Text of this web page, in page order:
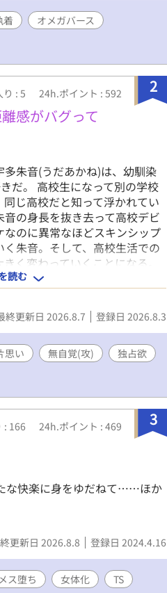
エリートの瑛士さんの、超高級
。もし番になりたい人が居た
言うけど、一番勉強がしたい
断る。 表に夫夫アピールはす
ない、はずだったのに、なぜ
ねてくる。そんな豪華でもな
べるようになる。勉強してる
「何でここに？」「居心地よ
間だけは一応Ωなんで、と言
意味の分からない瑛士さん。
さすがにヒートは無理。出て
辛そうにさせてたくない、
ら関係が変わる。瑛士さん、
ますぎて。そんな時、色んな
上がってくる。Ωの対応や治
になる。夢に少しずつ近づく
しずつ証拠をそろえていくと、
て――。瑛士さんは、契約結婚
とをなくしたかったはずなの
。仕事も忙しいのに、時間を
か初の感覚。でもオレ、勉強
可愛がられて翻弄されまくる
着
オメガバース
2
り : 5 24h.ポイント : 592
感がバグって
朱音(うだあかね)は、幼馴染
だ。 高校生になって別の学校
じ高校だと知って浮かれてい
の身長を抜き去って高校デビ
のに異常なほどスキンシップ
朱音。そして、高校生活での
く変わっていくことになる。
異常なほどスキンシップの激
ないと秘密を抱えながら日々
ラブストーリー。 王道の幼馴
上に距離感バグってる！？
りますので宜しくお願いしま
→7:40/19:40 時間帯(目安)：
変更する場合もあるため、あ
約更新中 投稿日：8月3日 完結
【無断転載使用AI学
読む
終更新日 2026.8.7 登録日 2026.8.3
思い 無自覚(攻)
独占欲
3
: 166 24h.ポイント : 469
な快楽に身をゆだねて……ほか
更新日 2026.8.8 登録日 2024.4.16
メス堕ち 女体化
TS